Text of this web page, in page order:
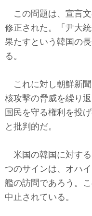
この問題は、宣言文
修正された。「尹大
果たすという韓国の
る。
これに対し朝鮮新聞
核攻撃の脅威を繰り
国民を守る権利を投
と批判的だ。
米国の韓国に対する
つのサインは、オハ
艦の訪問であろう。
中止されている。